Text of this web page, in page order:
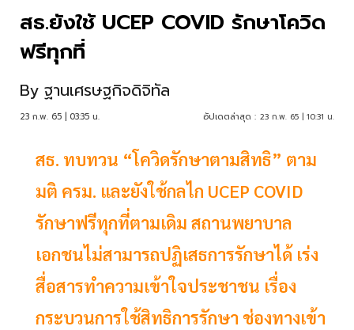
สธ.ยังใช้ UCEP COVID รักษาโควิด
ฟรีทุกที่
By ฐานเศรษฐกิจดิจิทัล
23 ก.พ. 65 | 03:35 น. อัปเดตล่าสุด : 23 ก.พ. 65 | 10:31 น.
สธ. ทบทวน “โควิดรักษาตามสิทธิ” ตาม
มติ ครม. และยังใช้กลไก UCEP COVID
รักษาฟรีทุกที่ตามเดิม สถานพยาบาล
เอกชนไม่สามารถปฏิเสธการรักษาได้ เร่ง
สื่อสารทำความเข้าใจประชาชน เรื่อง
กระบวนการใช้สิทธิการรักษา ช่องทางเข้า